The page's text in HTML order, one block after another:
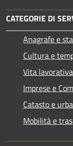
CATEGORIE DI
Anagrafe e
Cultura e
Vita lavorativa
Imprese e
Catasto e
Mobilità e